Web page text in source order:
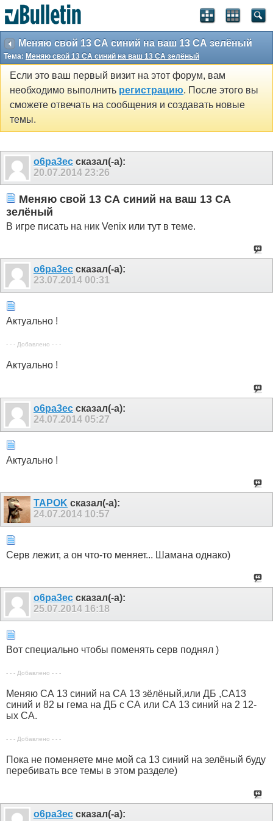
Меняю свой 13 СА синий на ваш 13 СА зелёный
Тема: Меняю свой 13 СА синий на ваш 13 СА зелёный
Если это ваш первый визит на этот форум, вам
необходимо выполнить регистрацию. После этого вы
сможете отвечать на сообщения и создавать новые
темы.
o6pa3ec сказал(-а):
20.07.2014 23:26
Меняю свой 13 СА синий на ваш 13 СА
зелёный
В игре писать на ник Venix или тут в теме.
o6pa3ec сказал(-а):
23.07.2014 00:31
Актуально !
- - - Добавлено - - -
Актуально !
o6pa3ec сказал(-а):
24.07.2014 05:27
Актуально !
TAPOK сказал(-а):
24.07.2014 10:57
Серв лежит, а он что-то меняет... Шамана однако)
o6pa3ec сказал(-а):
25.07.2014 16:18
Вот специально чтобы поменять серв поднял )
- - - Добавлено - - -
Меняю СА 13 синий на СА 13 зёлёный,или ДБ ,СА13
синий и 82 ы гема на ДБ с СА или СА 13 синий на 2 12-
ых СА.
- - - Добавлено - - -
Пока не поменяете мне мой са 13 синий на зелёный буду
перебивать все темы в этом разделе)
o6pa3ec сказал(-а):